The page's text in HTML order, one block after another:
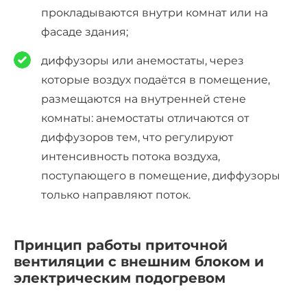
прокладываются внутри комнат или на
фасаде здания;
диффузоры или анемостаты, через
которые воздух подаётся в помещение,
размещаются на внутренней стене
комнаты: анемостаты отличаются от
диффузоров тем, что регулируют
интенсивность потока воздуха,
поступающего в помещение, диффузоры
только направляют поток.
Принцип работы приточной
вентиляции с внешним блоком и
электрическим подогревом